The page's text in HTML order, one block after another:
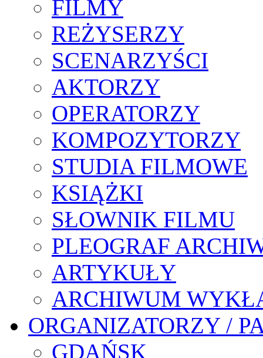
FILMY
REŻYSERZY
SCENARZYŚCI
AKTORZY
OPERATORZY
KOMPOZYTORZY
STUDIA FILMOWE
KSIĄŻKI
SŁOWNIK FILMU
PLEOGRAF
ARTYKUŁY
ARCHIWUM
ORGANIZATORZY /
GDAŃSK